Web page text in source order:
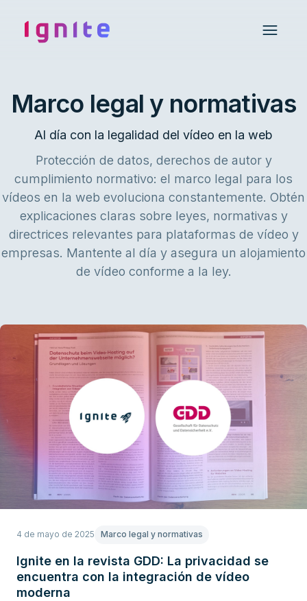
Ignite • Video Experience Cloud
Open
Marco legal y normativas
Al día con la legalidad del vídeo en la web
Protección de datos, derechos de autor y
cumplimiento normativo: el marco legal para los
vídeos en la web evoluciona constantemente. Obtén
explicaciones claras sobre leyes, normativas y
directrices relevantes para plataformas de vídeo y
empresas. Mantente al día y asegura un alojamiento
de vídeo conforme a la ley.
4 de mayo de 2025 Marco legal y normativas
Ignite en la revista GDD: La privacidad se
encuentra con la integración de vídeo
moderna